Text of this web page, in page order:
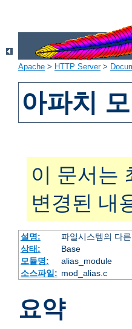
Apache > HTTP Server>
아파치
이 문서는
변경된 내
설명:
파일시스템의 다
상태:
Base
모듈명:
alias_module
소스파일: mod_alias.c
요약